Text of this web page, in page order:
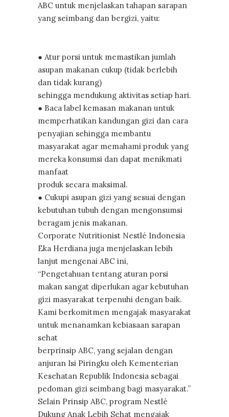
ABC untuk menjelaskan tahapan sarapan
yang seimbang dan bergizi, yaitu:
● Atur porsi untuk memastikan jumlah
asupan makanan cukup (tidak berlebih
dan tidak kurang)
sehingga mendukung aktivitas setiap hari.
● Baca label kemasan makanan untuk
memperhatikan kandungan gizi dan cara
penyajian sehingga membantu
masyarakat agar memahami produk yang
mereka konsumsi dan dapat menikmati
manfaat
produk secara maksimal.
● Cukupi asupan gizi yang sesuai dengan
kebutuhan tubuh dengan mengonsumsi
beragam jenis makanan.
Corporate Nutritionist Nestlé Indonesia
Eka Herdiana juga menjelaskan lebih
lanjut mengenai ABC ini,
“Pengetahuan tentang aturan porsi
makan sangat diperlukan agar kebutuhan
gizi masyarakat terpenuhi dengan baik.
Kami berkomitmen mengajak masyarakat
untuk menanamkan kebiasaan sarapan
sehat
berprinsip ABC, yang sejalan dengan
anjuran Isi Piringku oleh Kementerian
Kesehatan Republik Indonesia sebagai
pedoman gizi seimbang bagi masyarakat.”
Selain Prinsip ABC, program Nestlé
Dukung Anak Lebih Sehat mengajak